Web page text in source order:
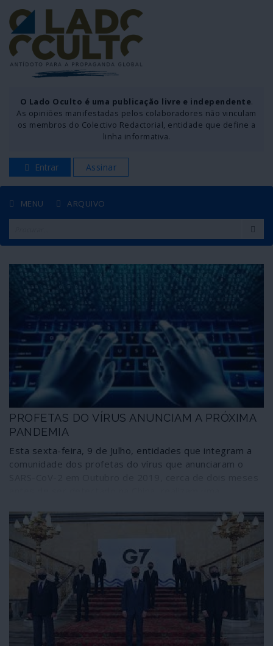
O Lado Oculto é uma publicação livre e independente.
As opiniões manifestadas pelos colaboradores não vinculam
os membros do Colectivo Redactorial, entidade que define a
linha informativa.
Entrar Assinar
MENU ARQUIVO
PROFETAS DO VÍRUS ANUNCIAM A PRÓXIMA
PANDEMIA
Esta sexta-feira, 9 de Julho, entidades que integram a
comunidade dos profetas do vírus que anunciaram o
ser a próxima pandemia, uma ciberpandemia com tal
dimensão que, comparativamente, faria a crise da
COVID-19 parecer um “pequeno distúrbio”. Quem o diz
é o chefe do Fórum Económico Mundial (WEF na sigla
inglesa), Klaus Schwab, ardente defensor do
aproveitamento destas convulsões como “janelas de
oportunidade” para proceder ao “novo reinício”, o Great
Reset do capitalismo.